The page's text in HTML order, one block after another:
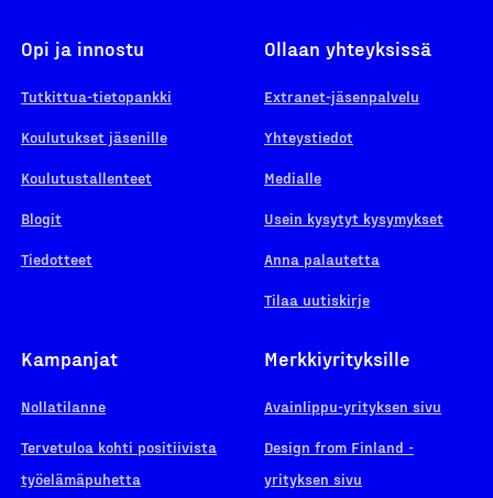
Opi ja innostu
Tutkittua-tietopankki
Koulutukset jäsenille
Koulutustallenteet
Blogit
Tiedotteet
Ollaan yhteyksissä
Extranet-jäsenpalvelu
Yhteystiedot
Medialle
Usein kysytyt kysymykset
Anna palautetta
Tilaa uutiskirje
Kampanjat
Nollatilanne
Tervetuloa kohti positiivista
työelämäpuhetta
Merkkiyrityksille
Avainlippu-yrityksen sivu
Design from Finland -
yrityksen sivu